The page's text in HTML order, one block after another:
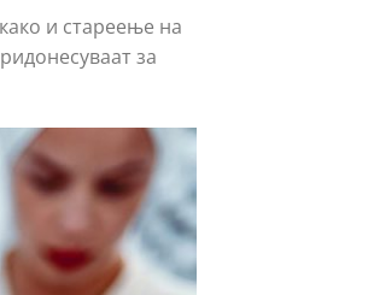
и стареење на
за